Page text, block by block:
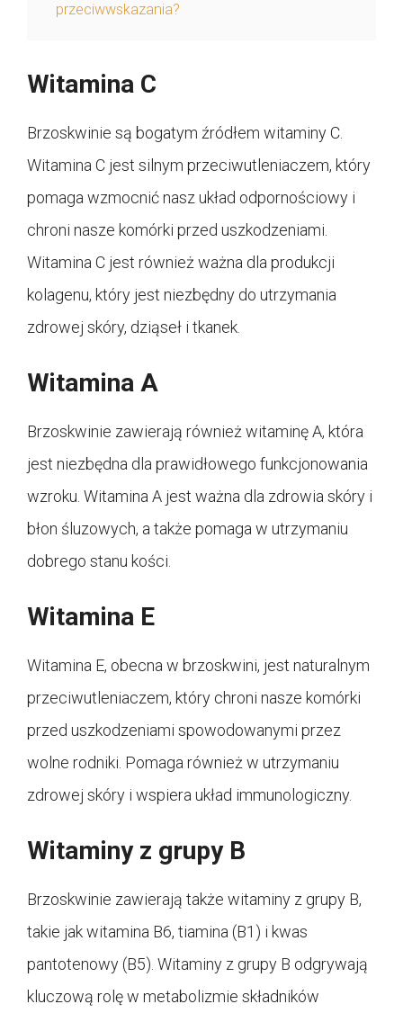
przeciwwskazania?
Witamina C
Brzoskwinie są bogatym źródłem witaminy C.
Witamina C jest silnym przeciwutleniaczem, który
pomaga wzmocnić nasz układ odpornościowy i
chroni nasze komórki przed uszkodzeniami.
Witamina C jest również ważna dla produkcji
kolagenu, który jest niezbędny do utrzymania
zdrowej skóry, dziąseł i tkanek.
Witamina A
Brzoskwinie zawierają również witaminę A, która
jest niezbędna dla prawidłowego funkcjonowania
wzroku. Witamina A jest ważna dla zdrowia skóry i
błon śluzowych, a także pomaga w utrzymaniu
dobrego stanu kości.
Witamina E
Witamina E, obecna w brzoskwini, jest naturalnym
przeciwutleniaczem, który chroni nasze komórki
przed uszkodzeniami spowodowanymi przez
wolne rodniki. Pomaga również w utrzymaniu
zdrowej skóry i wspiera układ immunologiczny.
Witaminy z grupy B
Brzoskwinie zawierają także witaminy z grupy B,
takie jak witamina B6, tiamina (B1) i kwas
pantotenowy (B5). Witaminy z grupy B odgrywają
kluczową rolę w metabolizmie składników